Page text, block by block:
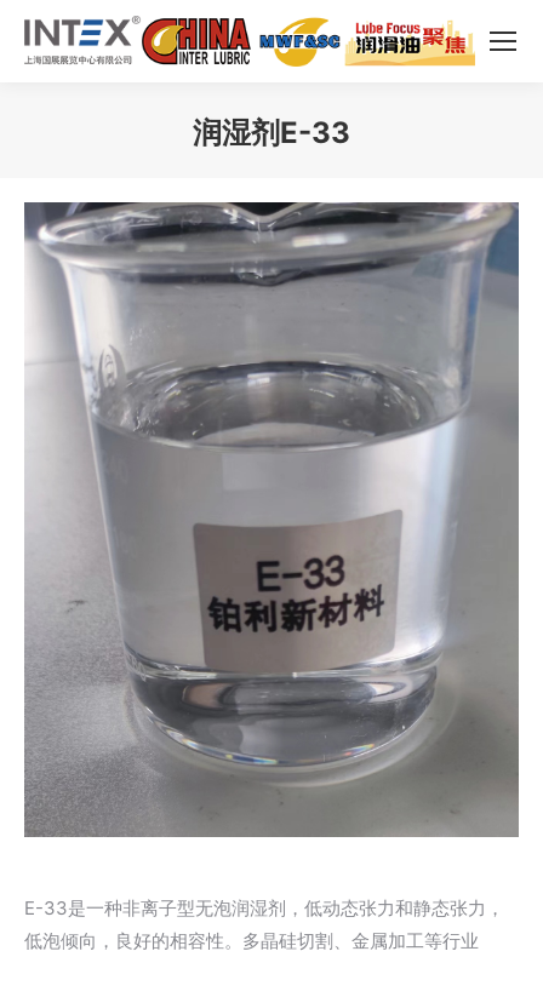
润湿剂E-33
E-33是一种非离子型无泡润湿剂，低动态张力和静态张力，
低泡倾向，良好的相容性。多晶硅切割、金属加工等行业